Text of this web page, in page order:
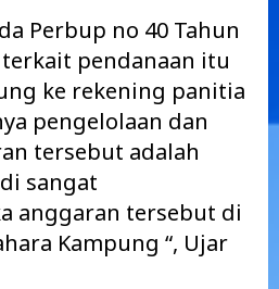
Perbup no 40 Tahun
pendanaan itu
ke rekening panitia
pengelolaan dan
tersebut adalah
sangat
anggaran tersebut di
Kampung “, Ujar